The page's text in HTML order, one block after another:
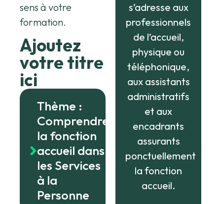
sens à votre
formation.
Ajoutez
votre titre
ici
Thème :
Comprendre
la fonction
accueil dans
les Services
à la
Personne
s’adresse aux
professionnels
de l’accueil,
physique ou
téléphonique,
aux assistants
administratifs
et aux
encadrants
assurants
ponctuellement
la fonction
accueil.